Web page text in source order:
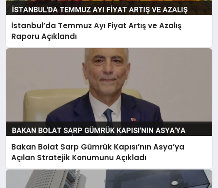
İstanbul’da Temmuz Ayı Fiyat Artış ve Azalış
Raporu Açıklandı
Bakan Bolat Sarp Gümrük Kapısı’nın Asya’ya
Açılan Stratejik Konumunu Açıkladı